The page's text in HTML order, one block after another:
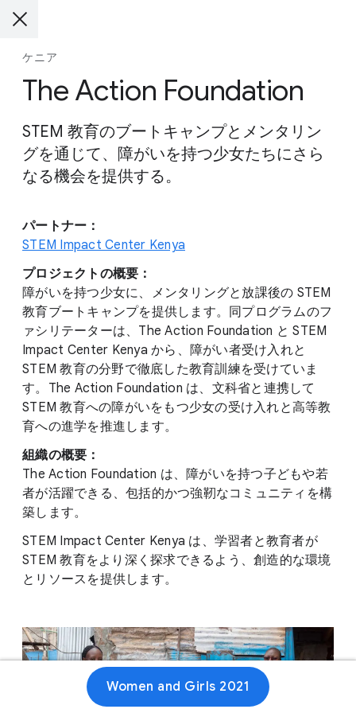
ケニア
The Action Foundation
STEM 教育のブートキャンプとメンタリン
グを通じて、障がいを持つ少女たちにさら
なる機会を提供する。
パートナー：
STEM Impact Center Kenya
プロジェクトの概要：
障がいを持つ少女に、メンタリングと放課後の STEM
教育ブートキャンプを提供します。同プログラムのフ
ァシリテーターは、The Action Foundation と STEM
Impact Center Kenya から、障がい者受け入れと
STEM 教育の分野で徹底した教育訓練を受けていま
す。The Action Foundation は、文科省と連携して
STEM 教育への障がいをもつ少女の受け入れと高等教
育への進学を推進します。
組織の概要：
The Action Foundation は、障がいを持つ子どもや若
者が活躍できる、包括的かつ強靭なコミュニティを構
築します。
STEM Impact Center Kenya は、学習者と教育者が
STEM 教育をより深く探求できるよう、創造的な環境
とリソースを提供します。
Women and Girls 2021